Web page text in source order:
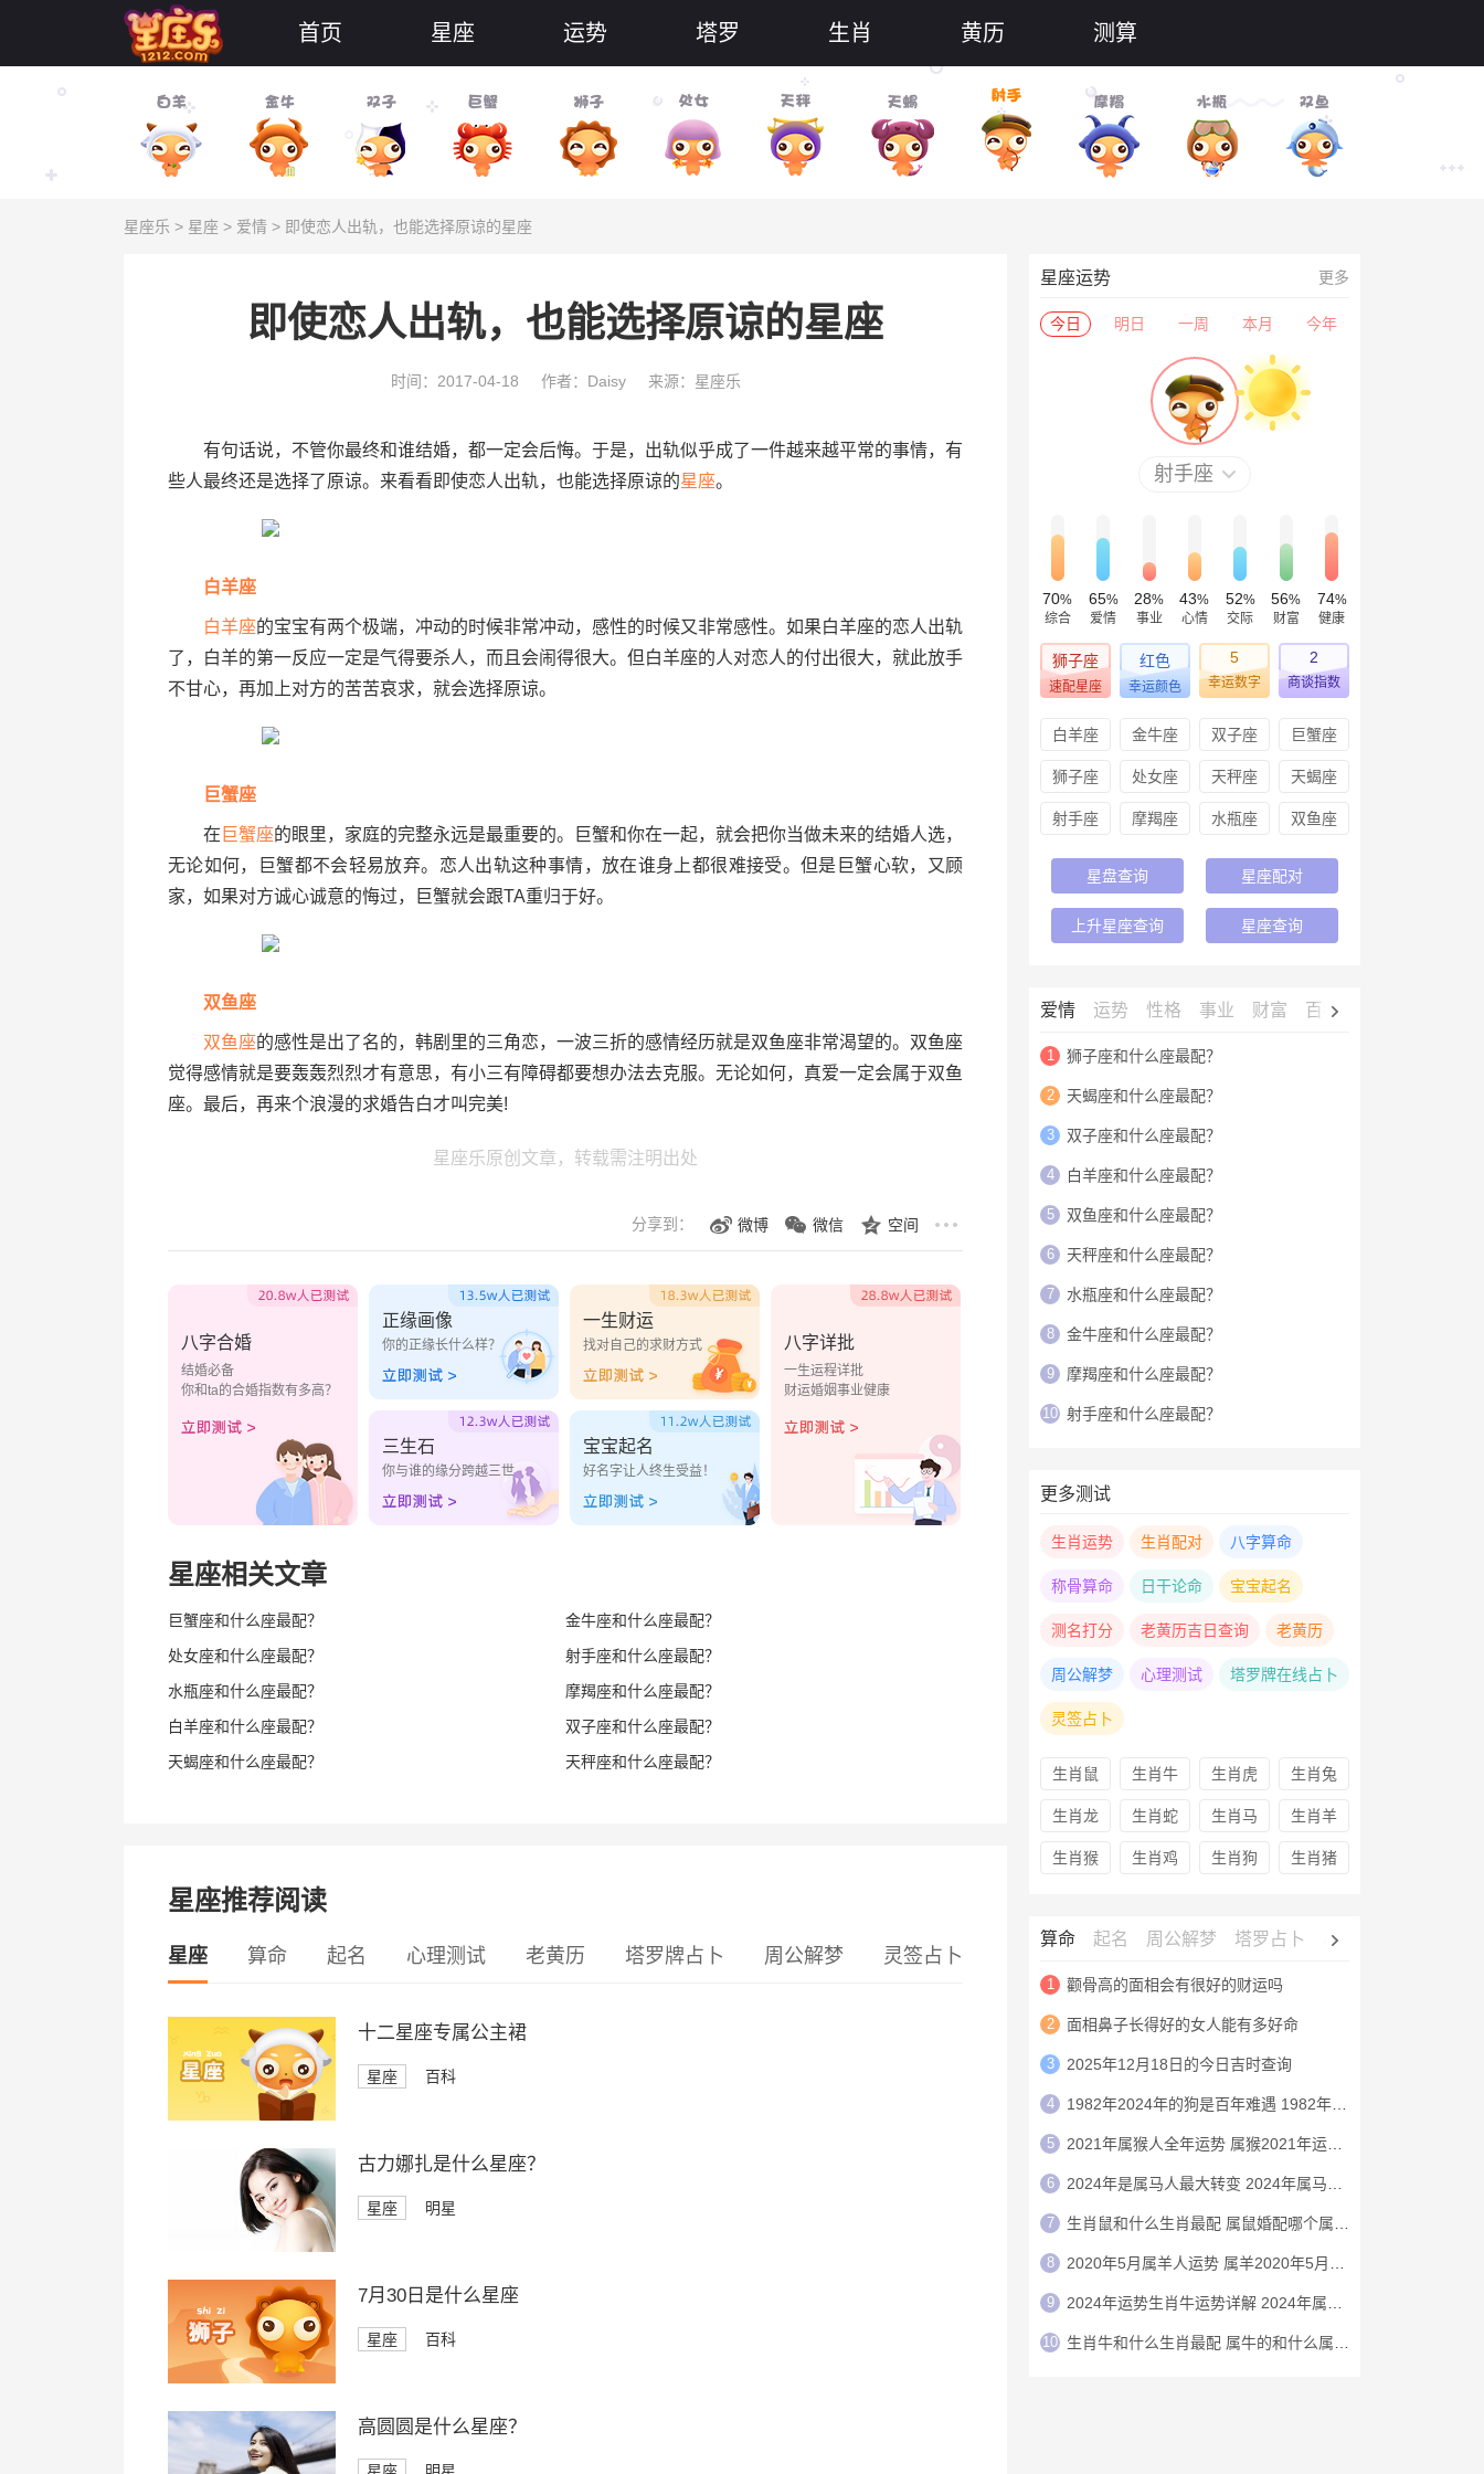
首页 星座 运势 塔罗 生肖 黄历 测算
星座乐 > 星座 > 爱情 > 即使恋人出轨，也能选择原谅的星座
即使恋人出轨，也能选择原谅的星座
时间：2017-04-18 作者：Daisy 来源：星座乐
有句话说，不管你最终和谁结婚，都一定会后悔。于是，出轨似乎成了一件越来越平常的事情，有
些人最终还是选择了原谅。来看看即使恋人出轨，也能选择原谅的星座。
白羊座
白羊座的宝宝有两个极端，冲动的时候非常冲动，感性的时候又非常感性。如果白羊座的恋人出轨
了，白羊的第一反应一定是气得要杀人，而且会闹得很大。但白羊座的人对恋人的付出很大，就此放手
不甘心，再加上对方的苦苦哀求，就会选择原谅。
巨蟹座
在 巨蟹座的眼里，家庭的完整永远是最重要的。巨蟹和你在一起，就会把你当做未来的结婚人选，
无论如何，巨蟹都不会轻易放弃。恋人出轨这种事情，放在谁身上都很难接受。但是巨蟹心软，又顾
家，如果对方诚心诚意的悔过，巨蟹就会跟TA重归于好。
双鱼座
双鱼座的感性是出了名的，韩剧里的三角恋，一波三折的感情经历就是双鱼座非常渴望的。双鱼座
觉得感情就是要轰轰烈烈才有意思，有小三有障碍都要想办法去克服。无论如何，真爱一定会属于双鱼
座。最后，再来个浪漫的求婚告白才叫完美!
星座乐原创文章，转载需注明出处
分享到： 微博 微信 空间
八字合婚
结婚必备
你和ta的合婚指数有多高？
正缘画像
你的正缘长什么样？
一生财运
找对自己的求财方式
三生石
你与谁的缘分跨越三世
宝宝起名
好名字让人终生受益！
八字详批
一生运程详批
财运婚姻事业健康
星座相关文章
巨蟹座和什么座最配？
金牛座和什么座最配？
处女座和什么座最配？
射手座和什么座最配？
水瓶座和什么座最配？
摩羯座和什么座最配？
白羊座和什么座最配？
双子座和什么座最配？
天蝎座和什么座最配？
天秤座和什么座最配？
星座推荐阅读
星座 算命 起名 心理测试 老黄历 塔罗牌占卜 周公解梦 灵签占卜
十二星座专属公主裙
星座 百科
古力娜扎是什么星座？
星座 明星
7月30日是什么星座
星座 百科
高圆圆是什么星座？
星座运势 更多
今日 明日 一周 本月 今年
射手座
70%
综合
65%
爱情
28%
事业
43%
心情
52%
交际
56%
财富
74%
健康
狮子座
速配星座
红色
幸运颜色
5
幸运数字
2
商谈指数
白羊座 金牛座 双子座 巨蟹座
狮子座 处女座 天秤座 天蝎座
射手座 摩羯座 水瓶座 双鱼座
星盘查询 星座配对
上升星座查询 星座查询
爱情 运势 性格 事业 财富 百科
1 狮子座和什么座最配？
2 天蝎座和什么座最配？
3 双子座和什么座最配？
4 白羊座和什么座最配？
5 双鱼座和什么座最配？
6 天秤座和什么座最配？
7 水瓶座和什么座最配？
8 金牛座和什么座最配？
9 摩羯座和什么座最配？
10 射手座和什么座最配？
更多测试
生肖运势 生肖配对 八字算命
称骨算命 日干论命 宝宝起名
测名打分 老黄历吉日查询 老黄历
周公解梦 心理测试 塔罗牌在线占卜
灵签占卜
生肖鼠 生肖牛 生肖虎 生肖兔
生肖龙 生肖蛇 生肖马 生肖羊
生肖猴 生肖鸡 生肖狗 生肖猪
算命 起名 周公解梦 塔罗占卜 心理测试
1 颧骨高的面相会有很好的财运吗
2 面相鼻子长得好的女人能有多好命
3 2025年12月18日的今日吉时查询
4 1982年2024年的狗是百年难遇 1982年的狗在2024年怎么样
5 2021年属猴人全年运势 属猴2021年运势及运程
6 2024年是属马人最大转变 2024年属马人的全年运势
7 生肖鼠和什么生肖最配 属鼠婚配哪个属相最好
8 2020年5月属羊人运势 属羊2020年5月运程
9 2024年运势生肖牛运势详解 2024年属牛人的全年运势详解
10 生肖牛和什么生肖最配 属牛的和什么属相最配